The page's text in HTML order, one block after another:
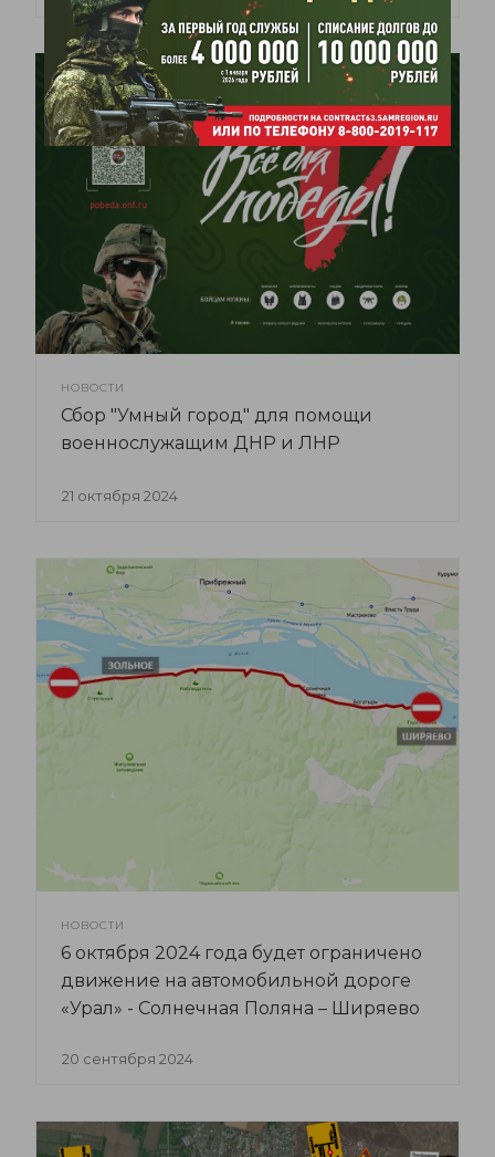
НОВОСТИ
Сбор "Умный город" для помощи
военнослужащим ДНР и ЛНР
21 октября 2024
НОВОСТИ
6 октября 2024 года будет ограничено
движение на автомобильной дороге
«Урал» - Солнечная Поляна – Ширяево
20 сентября 2024